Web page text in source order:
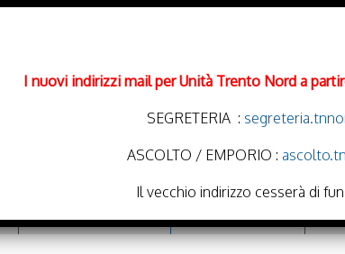
I nuovi indirizzi mail per Unità Trento Nord a
SEGRETERIA :
ASCOLTO / EMPORIO :
Il vecchio indirizzo cesserà di